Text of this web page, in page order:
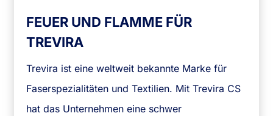
FEUER UND FLAMME FÜR
TREVIRA
Trevira ist eine weltweit bekannte Marke für
Faserspezialitäten und Textilien. Mit Trevira CS
hat das Unternehmen eine schwer